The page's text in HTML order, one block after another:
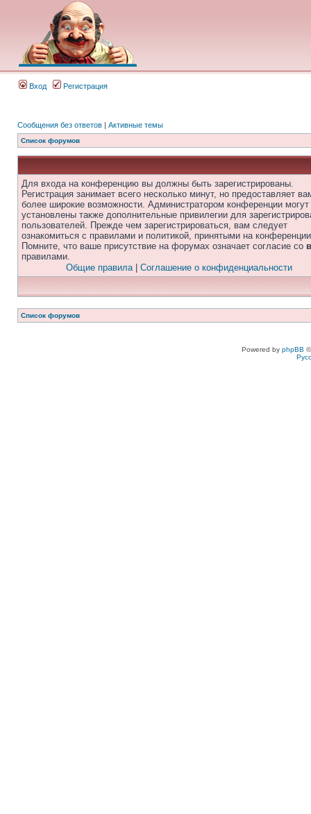
Вход Регистрация
Сообщения без ответов | Активные темы
Список форумов
Для входа на конференцию вы должны быть зарегистрированы.
Регистрация занимает всего несколько минут, но предоставляет
более широкие возможности. Администратором конференции
установлены также дополнительные привилегии для
пользователей. Прежде чем зарегистрироваться, вам следует
ознакомиться с правилами и политикой, принятыми на
Помните, что ваше присутствие на форумах означает согласие со
правилами.
Общие правила| Соглашение о конфиденциальности
Список форумов
Powered by phpBB